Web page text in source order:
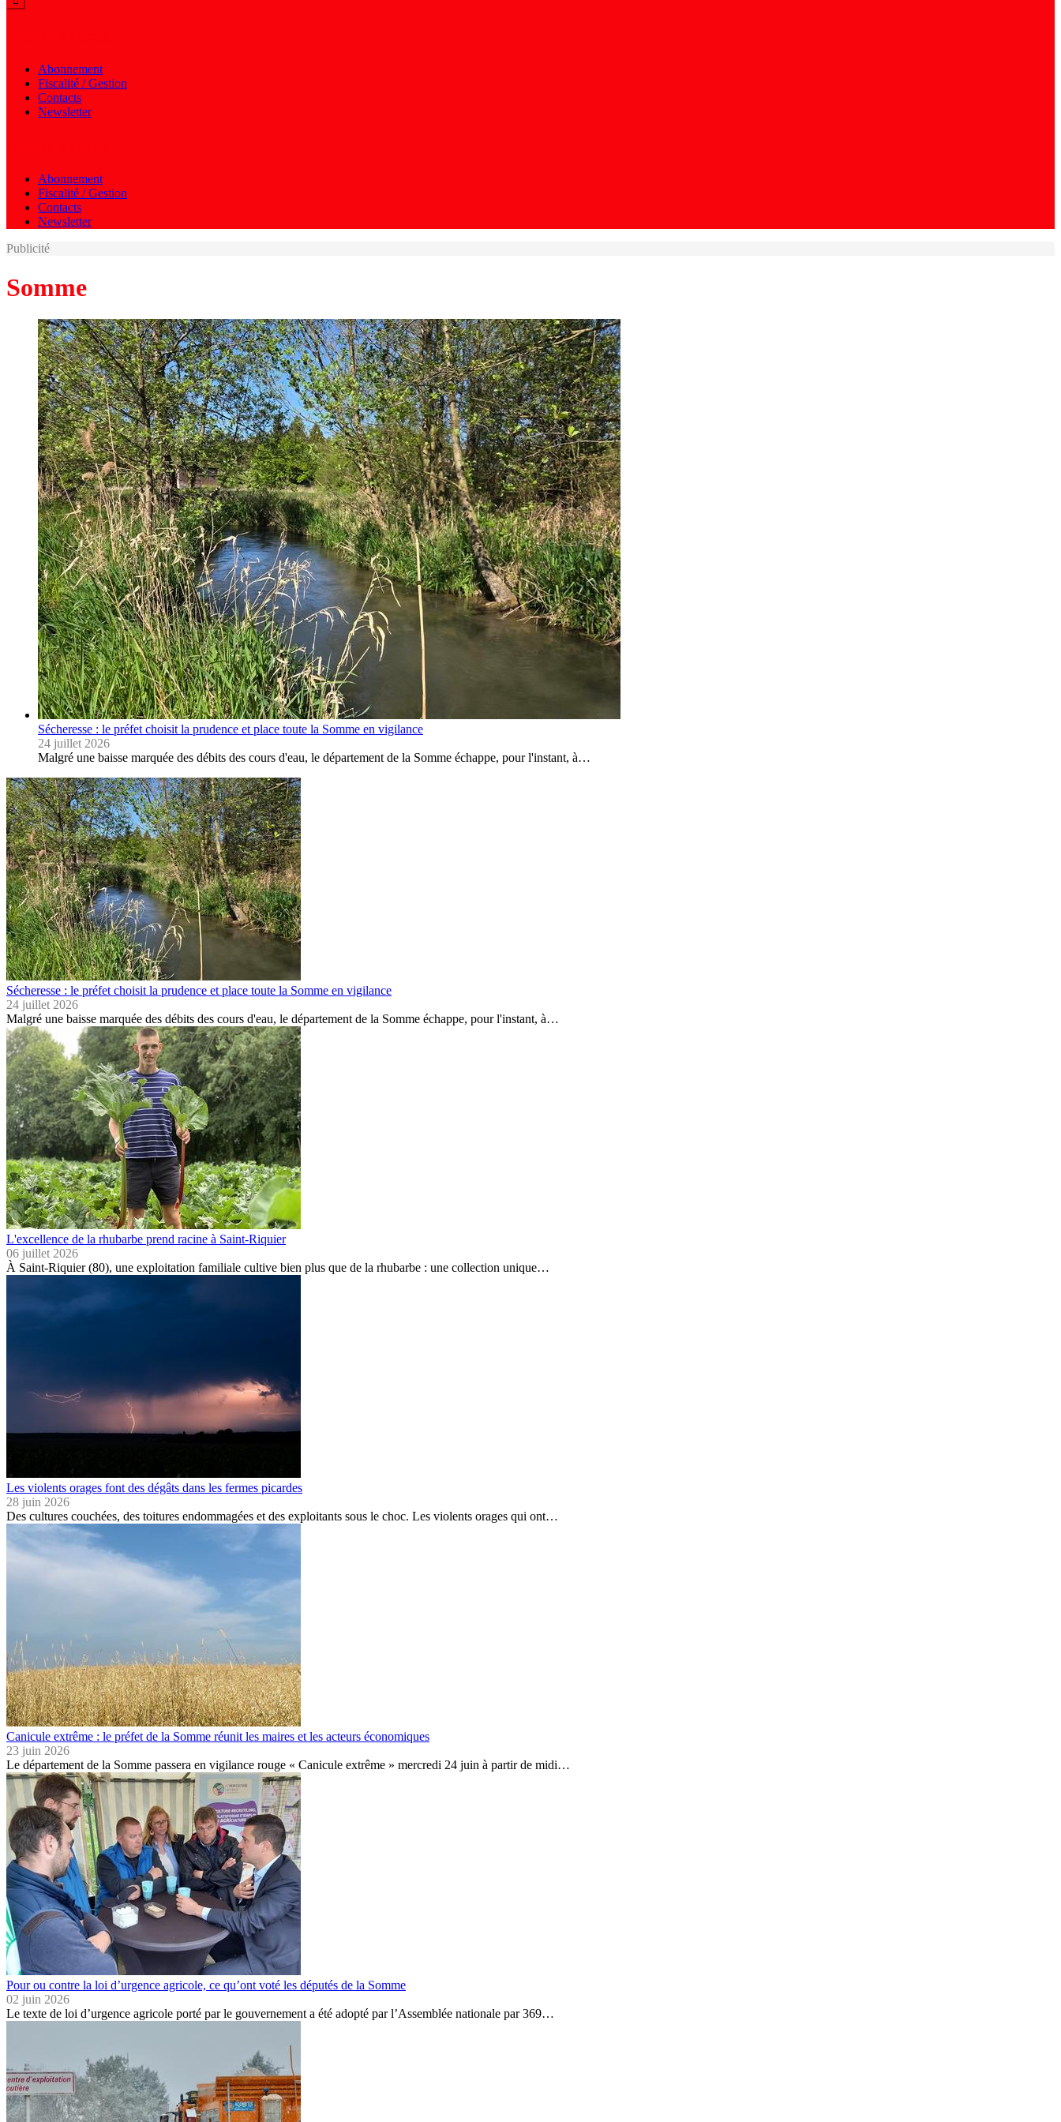
Abonnement
Fiscalité / Gestion
Contacts
Newsletter
Abonnement
Fiscalité / Gestion
Contacts
Newsletter
Publicité
Somme
Sécheresse : le préfet choisit la prudence et place toute la Somme en vigilance
24 juillet 2026
Malgré une baisse marquée des débits des cours d'eau, le département de la Somme échappe, pour l'instant, à…
Sécheresse : le préfet choisit la prudence et place toute la Somme en vigilance
24 juillet 2026
Malgré une baisse marquée des débits des cours d'eau, le département de la Somme échappe, pour l'instant, à…
L'excellence de la rhubarbe prend racine à Saint-Riquier
06 juillet 2026
À Saint-Riquier (80), une exploitation familiale cultive bien plus que de la rhubarbe : une collection unique…
Les violents orages font des dégâts dans les fermes picardes
28 juin 2026
Des cultures couchées, des toitures endommagées et des exploitants sous le choc. Les violents orages qui ont…
Canicule extrême : le préfet de la Somme réunit les maires et les acteurs économiques
23 juin 2026
Le département de la Somme passera en vigilance rouge « Canicule extrême » mercredi 24 juin à partir de midi…
Pour ou contre la loi d’urgence agricole, ce qu’ont voté les députés de la Somme
02 juin 2026
Le texte de loi d’urgence agricole porté par le gouvernement a été adopté par l’Assemblée nationale par 369…